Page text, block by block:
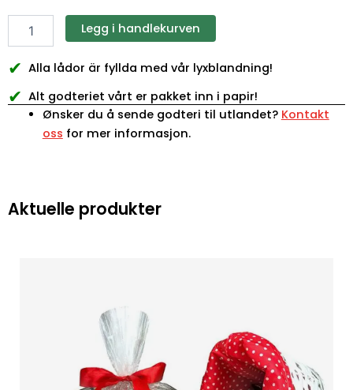
Legg i handlekurven
✔ Alla lådor är fyllda med vår lyxblandning!
✔ Alt godteriet vårt er pakket inn i papir!
Ønsker du å sende godteri til utlandet? Kontakt
oss for mer informasjon.
Aktuelle produkter